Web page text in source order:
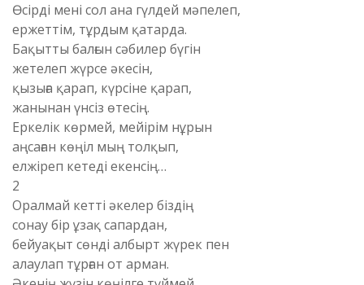
Өсірді мені сол ана гүлдей мәпелеп,
ержеттім, тұрдым қатарда.
Бақытты балғын сәбилер бүгін
жетелеп жүрсе әкесін,
қызыға қарап, күрсіне қарап,
жанынан үнсіз өтесің.
Еркелік көрмей, мейірім нұрын
аңсаған көңіл мың толқып,
елжіреп кетеді екенсің…
2
Оралмай кетті әкелер біздің
сонау бір ұзақ сапардан,
бейуақыт сөнді албырт жүрек пен
алаулап тұрған от арман.